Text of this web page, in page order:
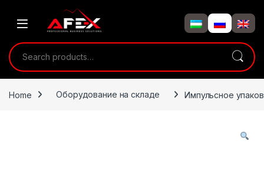
Search for:
Home Оборудование на складе Импульсное